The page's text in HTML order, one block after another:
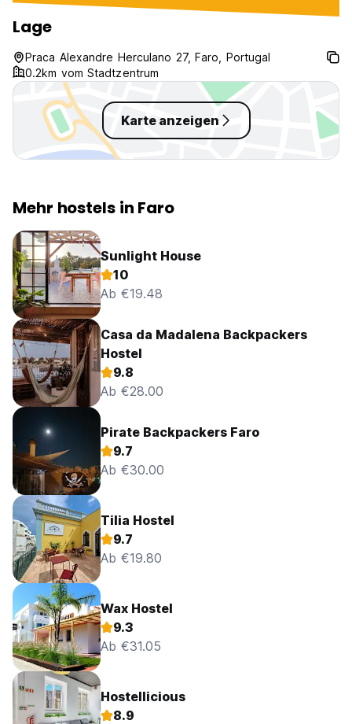
Lage
Praca Alexandre Herculano 27, Faro, Portugal
0.2km vom Stadtzentrum
Karte anzeigen
Mehr hostels in Faro
Sunlight House
10
Ab €19.48
Casa da Madalena Backpackers
Hostel
9.8
Ab €28.00
Pirate Backpackers Faro
9.7
Ab €30.00
Tilia Hostel
9.7
Ab €19.80
Wax Hostel
9.3
Ab €31.05
Hostellicious
8.9